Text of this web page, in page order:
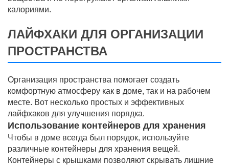
калориями.
ЛАЙФХАКИ ДЛЯ ОРГАНИЗАЦИИ
ПРОСТРАНСТВА
Организация пространства помогает создать
комфортную атмосферу как в доме, так и на рабочем
месте. Вот несколько простых и эффективных
лайфхаков для улучшения порядка.
Использование контейнеров для хранения
Чтобы в доме всегда был порядок, используйте
различные контейнеры для хранения вещей.
Контейнеры с крышками позволяют скрывать лишние